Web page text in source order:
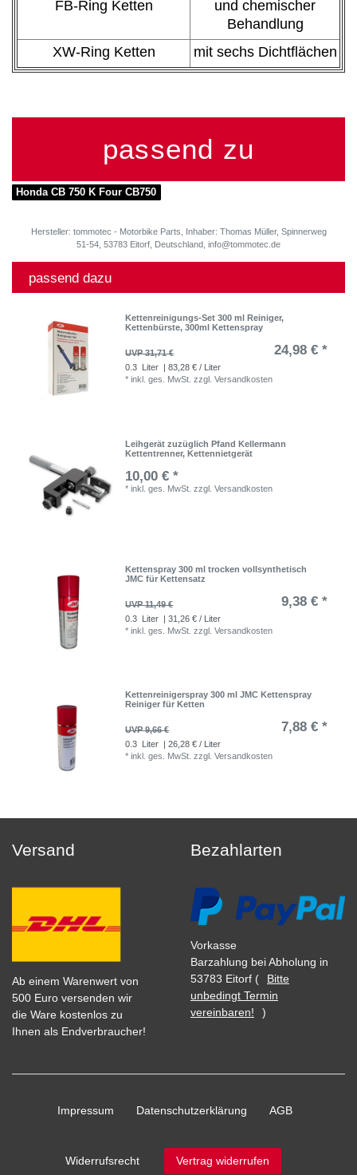
FB-Ring Ketten
und chemischer
Behandlung
XW-Ring Ketten
mit sechs Dichtflächen
passend zu
Honda CB 750 K Four CB750
Hersteller: tommotec - Motorbike Parts, Inhaber: Thomas Müller, Spinnerweg
51-54, 53783 Eitorf, Deutschland, info@tommotec.de
passend dazu
Kettenreinigungs-Set 300 ml Reiniger,
Kettenbürste, 300ml Kettenspray
UVP 31,71 € 24,98 € *
0.3 Liter
| 83,28 € / Liter
*inkl. ges. MwSt. zzgl.Versandkosten
Leihgerät zuzüglich Pfand Kellermann
Kettentrenner, Kettennietgerät
10,00 € *
*inkl. ges. MwSt. zzgl.Versandkosten
Kettenspray 300 ml trocken vollsynthetisch
JMC für Kettensatz
UVP 11,49 € 9,38 € *
0.3 Liter | 31,26 € / Liter
*inkl. ges. MwSt. zzgl.Versandkosten
Kettenreinigerspray 300 ml JMC Kettenspray
Reiniger für Ketten
UVP 9,66 € 7,88 € *
0.3 Liter
| 26,28 € / Liter
*inkl. ges. MwSt. zzgl.Versandkosten
Versand
Ab einem Warenwert von
500 Euro versenden wir
die Ware kostenlos zu
Ihnen als Endverbraucher!
Bezahlarten
Vorkasse
Barzahlung bei Abholung in
53783 Eitorf (
Bitte
unbedingt Termin
vereinbaren!
)
Impressum Daten­schutz­erklärung AGB
Widerrufs­recht Vertrag widerrufen